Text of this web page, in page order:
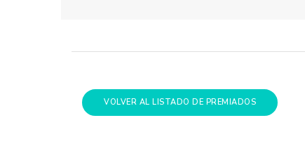
VOLVER AL LISTADO DE PREMIADOS